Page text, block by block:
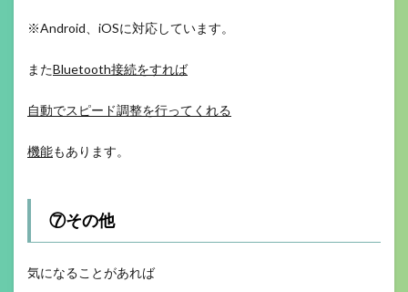
※Android、iOSに対応しています。
またBluetooth接続をすれば
自動でスピード調整を行ってくれる
機能もあります。
⑦その他
気になることがあれば